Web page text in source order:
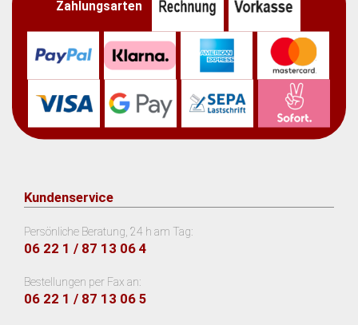
Zahlungsarten
Kundenservice
Persönliche Beratung, 24 h am Tag:
06 22 1 / 87 13 06 4
Bestellungen per Fax an:
06 22 1 / 87 13 06 5